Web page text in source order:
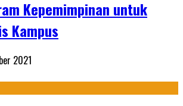
Kepemimpinan untuk
Kampus
2021